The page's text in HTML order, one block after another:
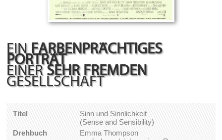
EINFARBENPRÄCHTIGES
PORTRÄT
EINER SEHR FREMDEN
GESELLSCHAFT
Titel
Sinn und Sinnlichkeit
(Sense and Sensibility)
Drehbuch
Emma Thompson